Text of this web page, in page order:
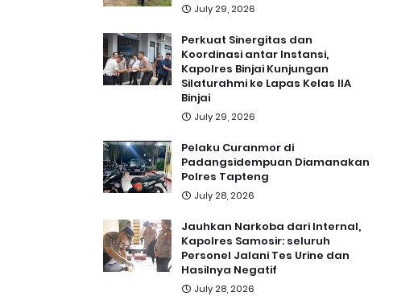
July 29, 2026
Perkuat Sinergitas dan
Koordinasi antar Instansi,
Kapolres Binjai Kunjungan
Silaturahmi ke Lapas Kelas IIA
Binjai
July 29, 2026
Pelaku Curanmor di
Padangsidempuan Diamanakan
Polres Tapteng
July 28, 2026
Jauhkan Narkoba dari Internal,
Kapolres Samosir: seluruh
Personel Jalani Tes Urine dan
Hasilnya Negatif
July 28, 2026